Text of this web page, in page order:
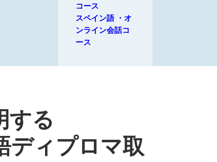
コース
スペイン語 ・オ
ンライン会話コ
ース
する
ディプロマ取